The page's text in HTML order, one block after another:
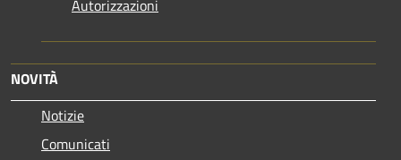
Autorizzazioni
NOVITÀ
Notizie
Comunicati